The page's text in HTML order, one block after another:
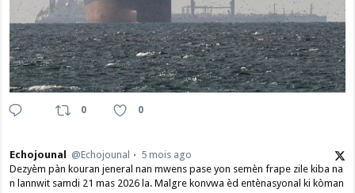
0 0
Echojounal @Echojounal
5 mois ago
Dezyèm pàn kouran jeneral nan mwens pase yon semèn frape zile kiba na
n lannwit samdi 21 mas 2026 la. Malgre konvwa èd entènasyonal ki kòman